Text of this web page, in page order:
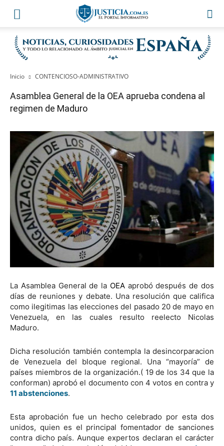
Inicio CONTENCIOSO-ADMINISTRATIVO
Asamblea General de la OEA aprueba condena al
regimen de Maduro
La Asamblea General de la OEAaprobó después de dos
días de reuniones y debate. Una resolución que califica
como ilegitimas las elecciones del pasado 20 de mayo en
Venezuela, en las cuales resulto reelecto Nicolas
Maduro.
Dicha resolución también contempla la desincorparacion
de Venezuela del bloque regional. Una “mayoría” de
países miembros de la organización.( 19 de los 34 que la
conforman) aprobó el documento con 4 votos en contra y
11 abstenciones.
Esta aprobación fue un hecho celebrado por esta dos
unidos, quien es el principal fomentador de sanciones
contra dicho país. Aunque expertos declaran el carácter